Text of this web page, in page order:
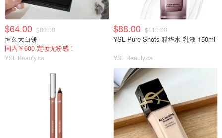
$64.00 $80.00
恒久大白饼
国内￥600 定妆无粉感！
YSL Beauty.ca
$88.00 $110.00
YSL Pure Shots 精华水 乳液 150ml
YSL Beauty.ca